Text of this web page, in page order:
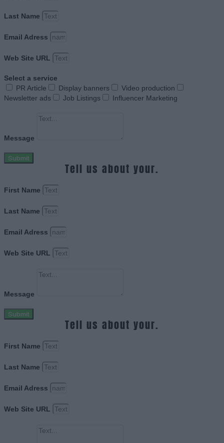
Last Name
Email Adress
Web Site URL
Select a service
PR Article
Display banners
Video production
Newsletter ads
Job Listings Influencer Marketing
Message
Submit
Tell us about your.
First Name
Last Name
Email Adress
Web Site URL
Message
Submit
Tell us about your.
First Name
Last Name
Email Adress
Web Site URL